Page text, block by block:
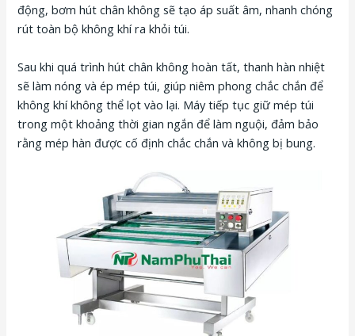
động, bơm hút chân không sẽ tạo áp suất âm, nhanh chóng
rút toàn bộ không khí ra khỏi túi.
Sau khi quá trình hút chân không hoàn tất, thanh hàn nhiệt
sẽ làm nóng và ép mép túi, giúp niêm phong chắc chắn để
không khí không thể lọt vào lại. Máy tiếp tục giữ mép túi
trong một khoảng thời gian ngắn để làm nguội, đảm bảo
rằng mép hàn được cố định chắc chắn và không bị bung.